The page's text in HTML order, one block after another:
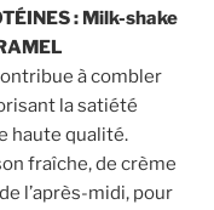
: Milk-shake
à combler
la satiété
haute qualité.
fraîche, de crème
l’après-midi, pour